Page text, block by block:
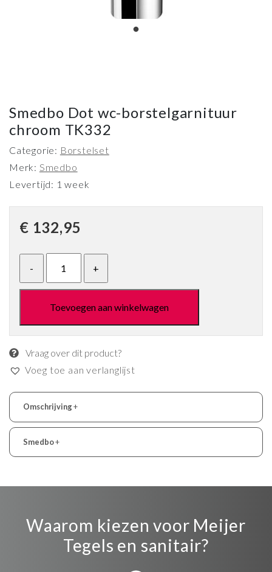
Smedbo Dot wc-borstelgarnituur
chroom TK332
Categorie: Borstelset
Merk: Smedbo
Levertijd: 1 week
€ 132,95
Toevoegen aan winkelwagen
Vraag over dit product?
Voeg toe aan verlanglijst
Omschrijving+
Smedbo+
Waarom kiezen voor Meijer
Tegels en sanitair?